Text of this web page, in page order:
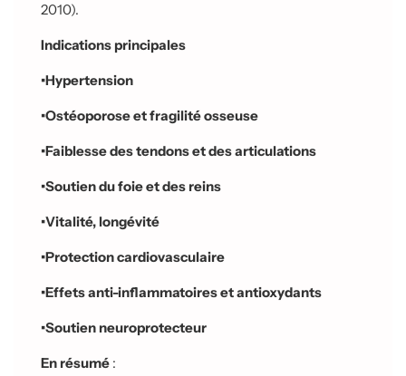
2010).
Indications principales
•Hypertension
•Ostéoporose et fragilité osseuse
•Faiblesse des tendons et des articulations
•Soutien du foie et des reins
•Vitalité, longévité
•Protection cardiovasculaire
•Effets anti-inflammatoires et antioxydants
•Soutien neuroprotecteur
En résumé :